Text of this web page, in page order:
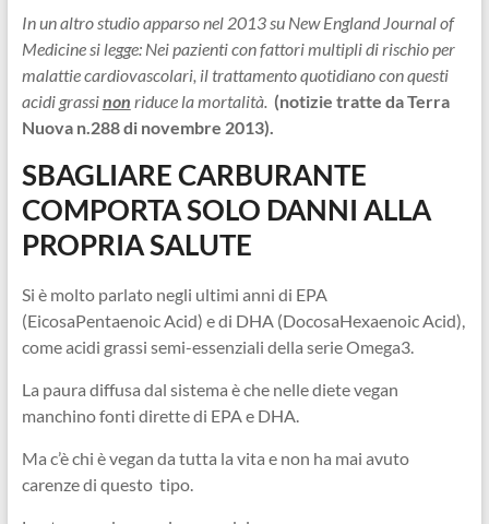
In un altro studio apparso nel 2013 su New England Journal of
Medicine si legge: Nei pazienti con fattori multipli di rischio per
malattie cardiovascolari, il trattamento quotidiano con questi
acidi grassinon riduce la mortalità. (notizie tratte da Terra
Nuova n.288 di novembre 2013).
SBAGLIARE CARBURANTE
COMPORTA SOLO DANNI ALLA
PROPRIA SALUTE
Si è molto parlato negli ultimi anni di EPA
(EicosaPentaenoic Acid) e di DHA (DocosaHexaenoic Acid),
come acidi grassi semi-essenziali della serie Omega3.
La paura diffusa dal sistema è che nelle diete vegan
manchino fonti dirette di EPA e DHA.
Ma c’è chi è vegan da tutta la vita e non ha mai avuto
carenze di questo tipo.